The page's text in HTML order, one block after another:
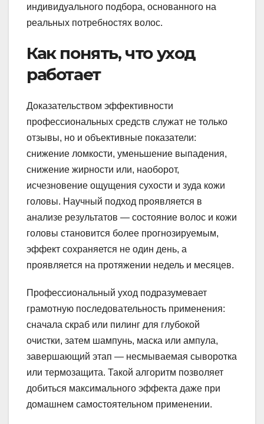
индивидуального подбора, основанного на
реальных потребностях волос.
Как понять, что уход
работает
Доказательством эффективности
профессиональных средств служат не только
отзывы, но и объективные показатели:
снижение ломкости, уменьшение выпадения,
снижение жирности или, наоборот,
исчезновение ощущения сухости и зуда кожи
головы. Научный подход проявляется в
анализе результатов — состояние волос и кожи
головы становится более прогнозируемым,
эффект сохраняется не один день, а
проявляется на протяжении недель и месяцев.
Профессиональный уход подразумевает
грамотную последовательность применения:
сначала скраб или пилинг для глубокой
очистки, затем шампунь, маска или ампула,
завершающий этап — несмываемая сыворотка
или термозащита. Такой алгоритм позволяет
добиться максимального эффекта даже при
домашнем самостоятельном применении.